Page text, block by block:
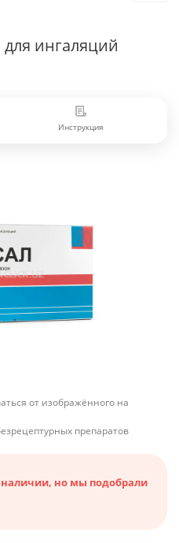
ингаляций
Инструкция
от изображённого на
препаратов
наличии, но мы подобрали